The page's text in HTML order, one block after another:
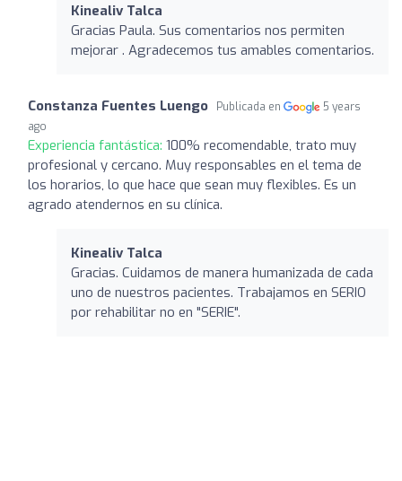
Kinealiv Talca
Gracias Paula. Sus comentarios nos permiten
mejorar . Agradecemos tus amables comentarios.
Constanza Fuentes Luengo Publicada en
5 years
ago
Experiencia fantástica: 100% recomendable, trato muy
profesional y cercano. Muy responsables en el tema de
los horarios, lo que hace que sean muy flexibles. Es un
agrado atendernos en su clínica.
Kinealiv Talca
Gracias. Cuidamos de manera humanizada de cada
uno de nuestros pacientes. Trabajamos en SERIO
por rehabilitar no en "SERIE".